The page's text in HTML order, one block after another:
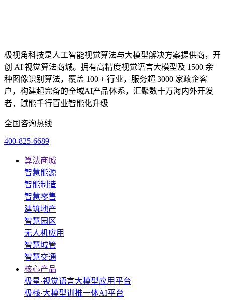
极视角科技是人工智能视觉算法与大模型解决方案提供商，开
创 AI 视觉算法商城。拥有高精度视觉语言大模型及 1500 余
种图像识别算法，覆盖 100 + 行业，服务超 3000 家政企客
户，构建起完备的全域AI产品体系，汇聚数十万海内外开发
者，赋能千行百业智能化升级
全国咨询热线
400-825-6689
算法商城
智慧能源
智能制造
智慧零售
建筑地产
智慧园区
无人机应用
智慧城管
智慧交通
核心产品
极星·视觉语言大模型应用平台
极栈·大模型训推一体AI平台